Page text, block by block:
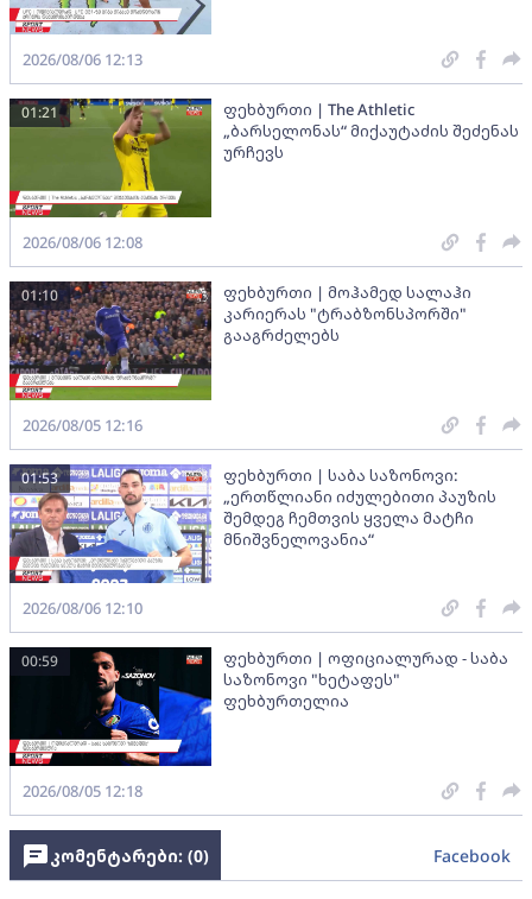
2026/08/06 12:13
ფეხბურთი | The Athletic
„ბარსელონას“ მიქაუტაძის შეძენას
ურჩევს
01:21
2026/08/06 12:08
ფეხბურთი | მოჰამედ სალაჰი
კარიერას "ტრაბზონსპორში"
გააგრძელებს
01:10
2026/08/05 12:16
ფეხბურთი | საბა საზონოვი:
„ერთწლიანი იძულებითი პაუზის
შემდეგ ჩემთვის ყველა მატჩი
მნიშვნელოვანია“
01:53
2026/08/06 12:10
ფეხბურთი | ოფიციალურად - საბა
საზონოვი "ხეტაფეს"
ფეხბურთელია
00:59
2026/08/05 12:18
კომენტარები: (0) Facebook